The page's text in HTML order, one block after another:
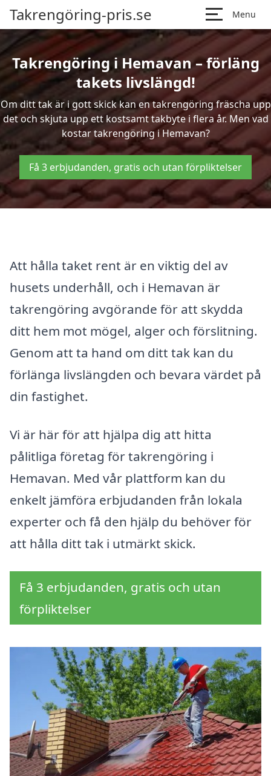
Takrengöring-pris.se Menu
Takrengöring i Hemavan – förläng
takets livslängd!
Om ditt tak är i gott skick kan en takrengöring fräscha upp
det och skjuta upp ett kostsamt takbyte i flera år. Men vad
kostar takrengöring i Hemavan?
Få 3 erbjudanden, gratis och utan förpliktelser
Att hålla taket rent är en viktig del av
husets underhåll, och i Hemavan är
takrengöring avgörande för att skydda
ditt hem mot mögel, alger och förslitning.
Genom att ta hand om ditt tak kan du
förlänga livslängden och bevara värdet på
din fastighet.
Vi är här för att hjälpa dig att hitta
pålitliga företag för takrengöring i
Hemavan. Med vår plattform kan du
enkelt jämföra erbjudanden från lokala
experter och få den hjälp du behöver för
att hålla ditt tak i utmärkt skick.
Få 3 erbjudanden, gratis och utan
förpliktelser